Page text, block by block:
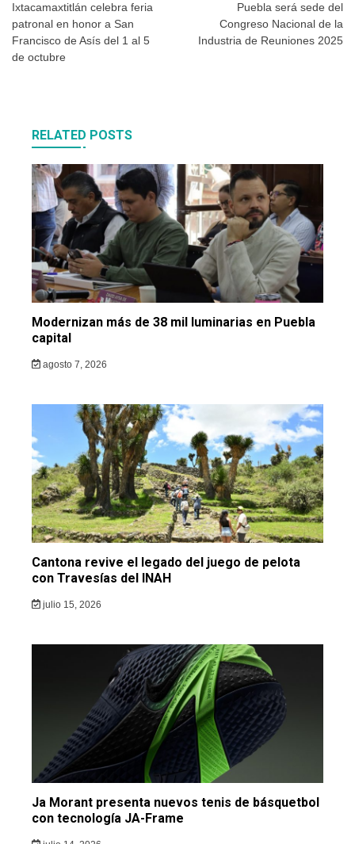
de
entradas
Ixtacamaxtitlán celebra feria
patronal en honor a San
Francisco de Asís del 1 al 5
de octubre
Puebla será sede del
Congreso Nacional de la
Industria de Reuniones 2025
RELATED POSTS
Modernizan más de 38 mil luminarias en Puebla
capital
agosto 7, 2026
Cantona revive el legado del juego de pelota
con Travesías del INAH
julio 15, 2026
Ja Morant presenta nuevos tenis de básquetbol
con tecnología JA-Frame